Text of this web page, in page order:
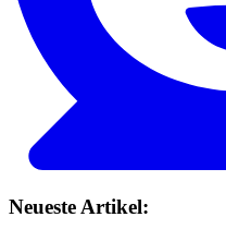
Neueste Artikel: